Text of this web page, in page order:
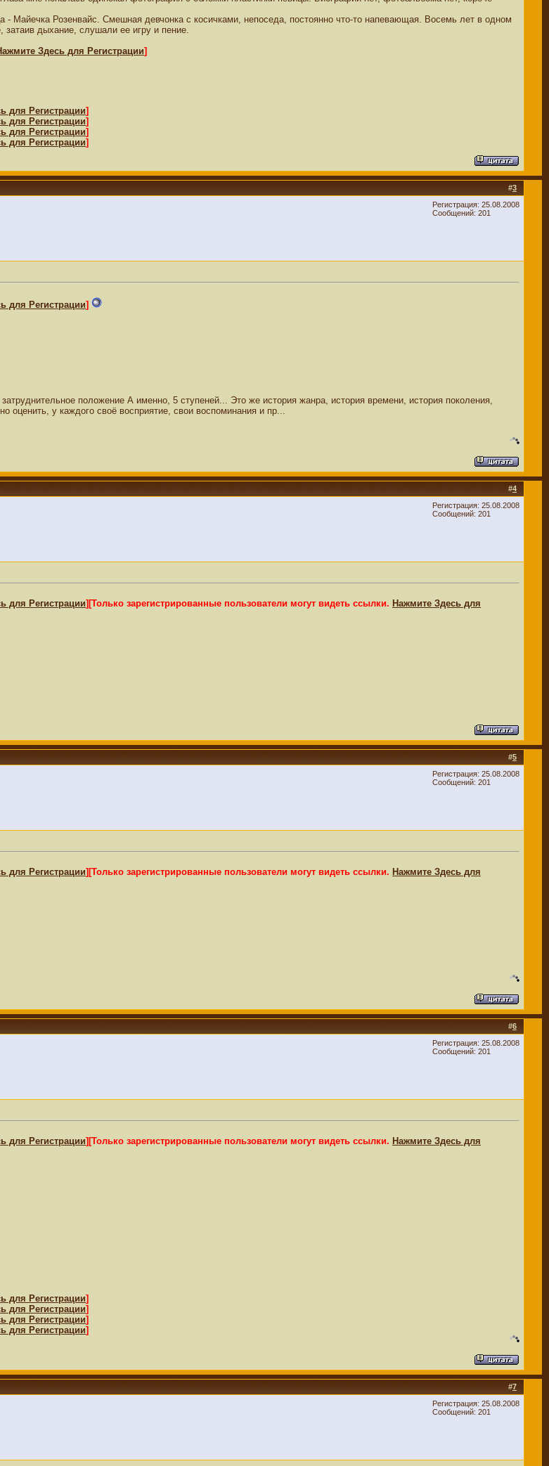
Розенвайс. Смешная девчонка с косичками, непоседа, постоянно что-то напевающая. Восемь лет в одном
дыхание, слушали ее игру и пение.
Здесь для Регистрации]
для Регистрации]
для Регистрации]
для Регистрации]
для Регистрации]
#3
Регистрация: 25.08.2008
Сообщений: 201
для Регистрации]
положение А именно, 5 ступеней... Это же история жанра, история времени, история поколения,
оценить, у каждого своё восприятие, свои воспоминания и пр...
#4
Регистрация: 25.08.2008
Сообщений: 201
для Регистрации] [Только зарегистрированные пользователи могут видеть ссылки. Нажмите Здесь для
#5
Регистрация: 25.08.2008
Сообщений: 201
для Регистрации] [Только зарегистрированные пользователи могут видеть ссылки. Нажмите Здесь для
#6
Регистрация: 25.08.2008
Сообщений: 201
для Регистрации] [Только зарегистрированные пользователи могут видеть ссылки. Нажмите Здесь для
для Регистрации]
для Регистрации]
для Регистрации]
для Регистрации]
#7
Регистрация: 25.08.2008
Сообщений: 201